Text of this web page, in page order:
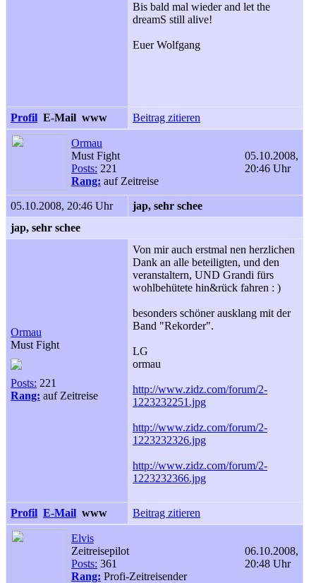
Bis bald mal wieder and let the
dreamS still alive!
Euer Wolfgang
Profil E-Mail www Beitrag zitieren
Ormau
Must Fight
Posts: 221
Rang: auf Zeitreise
05.10.2008,
20:46 Uhr
05.10.2008, 20:46 Uhr
jap, sehr schee
jap, sehr schee
Ormau
Must Fight
Posts: 221
Rang: auf Zeitreise
Von mir auch erstmal nen herzlichen
Dank an alle beteiligten, und den
veranstaltern, UND Grandi fürs
wohlbehütete hin&rück fahren : )
besonders schöner ausklang mit der
Band "Rekorder".
LG
ormau
http://www.zidz.com/forum/2-
1223232251.jpg
http://www.zidz.com/forum/2-
1223232326.jpg
http://www.zidz.com/forum/2-
1223232366.jpg
Profil E-Mail www Beitrag zitieren
Elvis
Zeitreisepilot
Posts: 361
Rang: Profi-Zeitreisender
06.10.2008,
20:48 Uhr